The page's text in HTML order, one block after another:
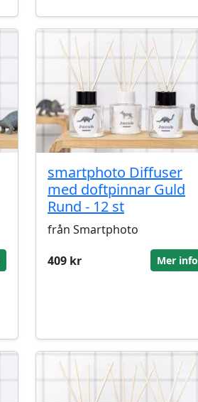
smartphoto Diffuser
med doftpinnar Guld
Rund - 12 st
från Smartphoto
409 kr
Mer info